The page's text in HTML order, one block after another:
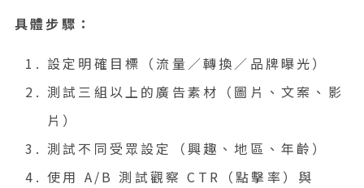
具體步驟：
設定明確目標（流量／轉換／品牌曝光）
測試三組以上的廣告素材（圖片、文案、影
片）
測試不同受眾設定（興趣、地區、年齡）
使用 A/B 測試觀察 CTR（點擊率）與